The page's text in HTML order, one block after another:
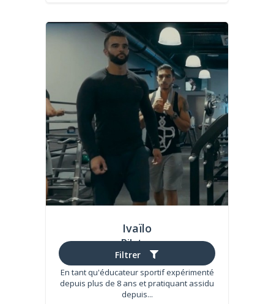
Filtrer
Ivaïlo
Pilates
(18 avis)
En tant qu'éducateur sportif expérimenté
depuis plus de 8 ans et pratiquant assidu
depuis...